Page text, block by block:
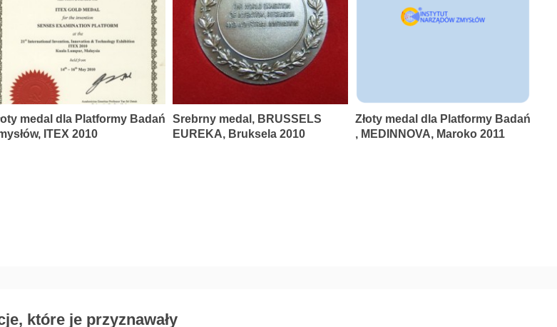
medal dla Platformy Badań
ITEX 2010
Srebrny medal, BRUSSELS
EUREKA, Bruksela 2010
Złoty medal dla Platformy Badań
, MEDINNOVA, Maroko 2011
które je przyznawały